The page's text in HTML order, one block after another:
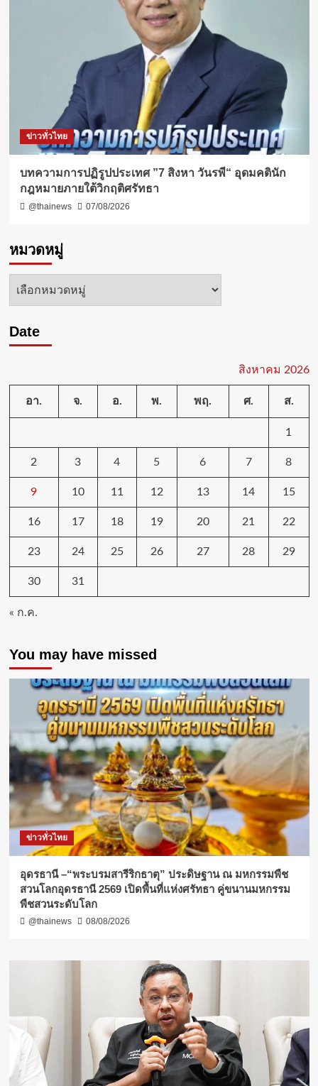
ข่าวทั่วไทย
บทความการปฏิรูปประเทศ ”7 สิงหา วันรพี“ อุดมคตินัก
กฎหมายภายใต้วิกฤติศรัทธา
@thainews 07/08/2026
หมวดหมู่
หมวด
Date
สิงหาคม 2026
อา. จ. อ. พ. พฤ. ศ. ส.
1
2 3 4 5 6 7 8
9 10 11 12 13 14 15
16 17 18 19 20 21 22
23 24 25 26 27 28 29
30 31
« ก.ค.
You may have missed
ข่าวทั่วไทย
อุดรธานี –“พระบรมสารีริกธาตุ” ประดิษฐาน ณ มหกรรมพืช
สวนโลกอุดรธานี 2569 เปิดพื้นที่แห่งศรัทธา คู่ขนานมหกรรม
พืชสวนระดับโลก
@thainews 08/08/2026